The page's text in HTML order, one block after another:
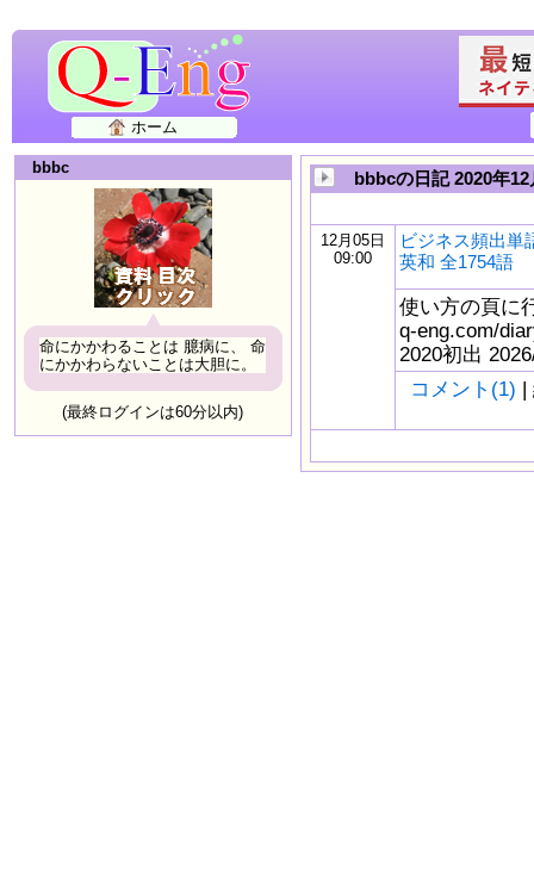
ホーム
bbbc
命にかかわることは 臆病に、 命
にかかわらないことは大胆に。
(最終ログインは60分以内)
bbbcの日記 2020年12
12月05日
09:00
ビジネス頻出単
英和 全1754語
使い方の頁に
q-eng.com/
2020初出
コメント(1) |